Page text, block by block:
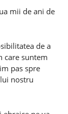
mii de ani de
de a
care suntem
pas spre
nostru